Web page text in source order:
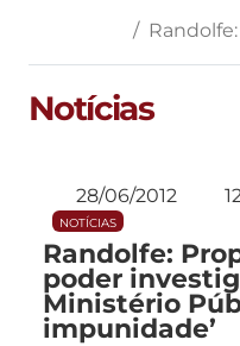
Randolfe: Proposta que
Notícias
28/06/2012
NOTÍCIAS
Randolfe:
poder
Ministério
impunidade’